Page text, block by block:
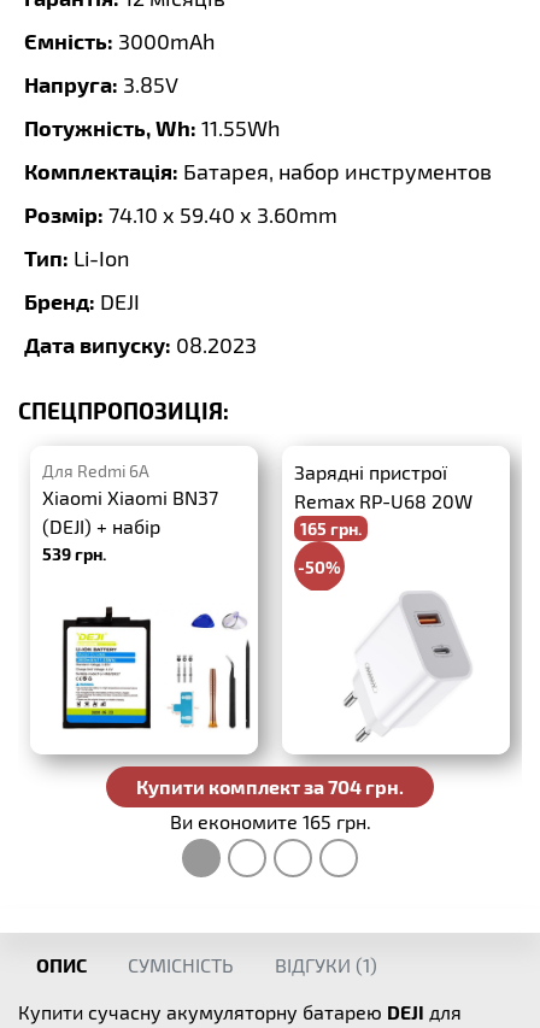
Ємність: 3000mAh
Напруга: 3.85V
Потужність, Wh: 11.55Wh
Комплектація: Батарея, набор инструментов
Розмір: 74.10 x 59.40 x 3.60mm
Тип: Li-Ion
Бренд: DEJI
Дата випуску: 08.2023
СПЕЦПРОПОЗИЦІЯ:
Для Redmi 6A
Xiaomi Xiaomi BN37
(DEJI) + набір
інструментів
539 грн.
Зарядні пристрої
Remax RP-U68 20W
PD+QC3.0
165 грн.
-50%
Купити комплект за 704 грн.
Ви економите 165 грн.
ОПИС СУМІСНІСТЬ ВІДГУКИ (1)
Купити сучасну акумуляторну батарею DEJI для